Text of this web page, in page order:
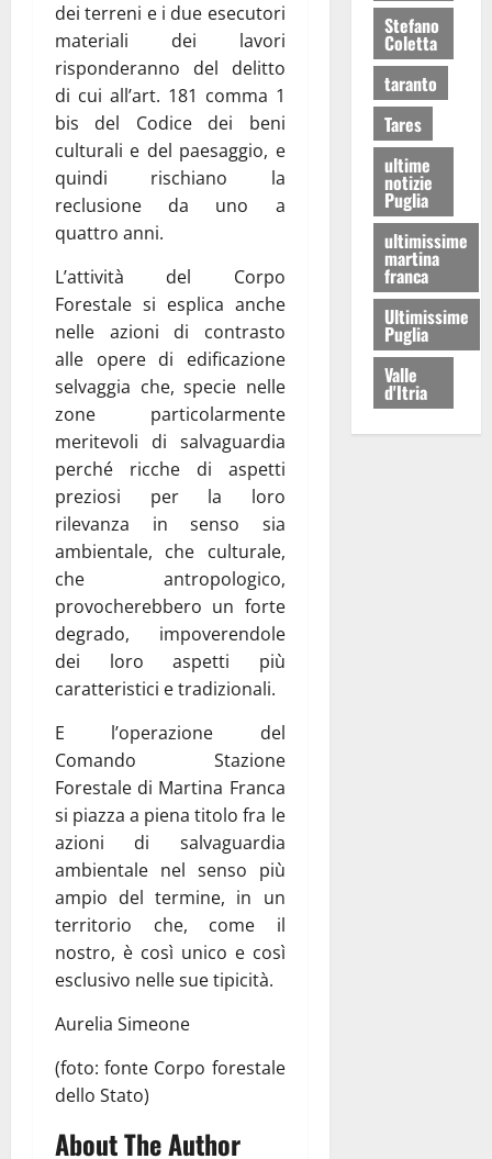
dei terreni e i due esecutori
materiali dei lavori
risponderanno del delitto
di cui all’art. 181 comma 1
bis del Codice dei beni
culturali e del paesaggio, e
quindi rischiano la
reclusione da uno a
quattro anni.
L’attività del Corpo
Forestale si esplica anche
nelle azioni di contrasto
alle opere di edificazione
selvaggia che, specie nelle
zone particolarmente
meritevoli di salvaguardia
perché ricche di aspetti
preziosi per la loro
rilevanza in senso sia
ambientale, che culturale,
che antropologico,
provocherebbero un forte
degrado, impoverendole
dei loro aspetti più
caratteristici e tradizionali.
E l’operazione del
Comando Stazione
Forestale di Martina Franca
si piazza a piena titolo fra le
azioni di salvaguardia
ambientale nel senso più
ampio del termine, in un
territorio che, come il
nostro, è così unico e così
esclusivo nelle sue tipicità.
Aurelia Simeone
(foto: fonte Corpo forestale
dello Stato)
About The Author
Stefano
Coletta
taranto
Tares
ultime
notizie
Puglia
ultimissime
martina
franca
Ultimissime
Puglia
Valle
d'Itria